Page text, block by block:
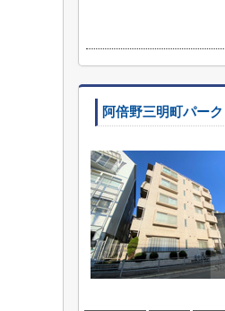
阿倍野三明町パー